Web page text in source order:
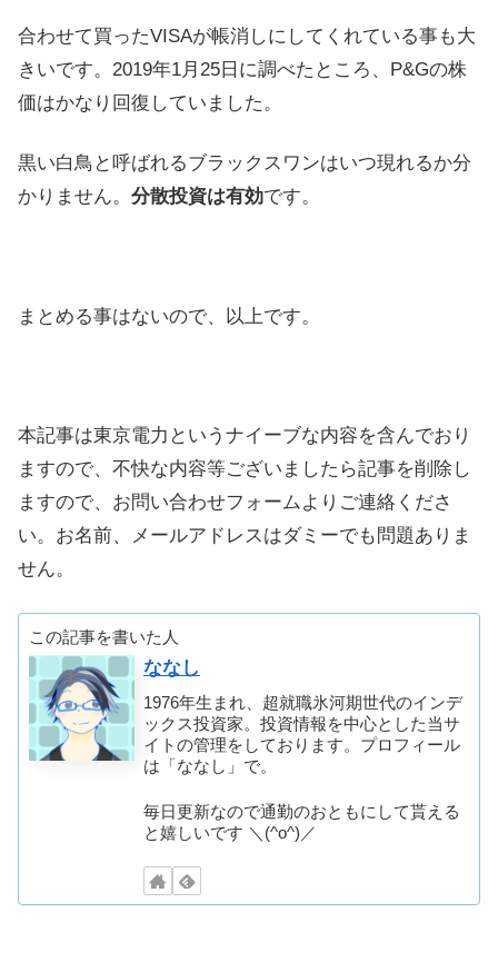
合わせて買ったVISAが帳消しにしてくれている事も大
きいです。2019年1月25日に調べたところ、P&Gの株
価はかなり回復していました。
黒い白鳥と呼ばれるブラックスワンはいつ現れるか分
かりません。 分散投資は有効です。
まとめる事はないので、以上です。
本記事は東京電力というナイーブな内容を含んでおり
ますので、不快な内容等ございましたら記事を削除し
ますので、お問い合わせフォームよりご連絡くださ
い。お名前、メールアドレスはダミーでも問題ありま
せん。
この記事を書いた人
ななし
1976年生まれ、超就職氷河期世代のインデ
ックス投資家。投資情報を中心とした当サ
イトの管理をしております。プロフィール
は「ななし」で。
毎日更新なので通勤のおともにして貰える
と嬉しいです ＼(^o^)／